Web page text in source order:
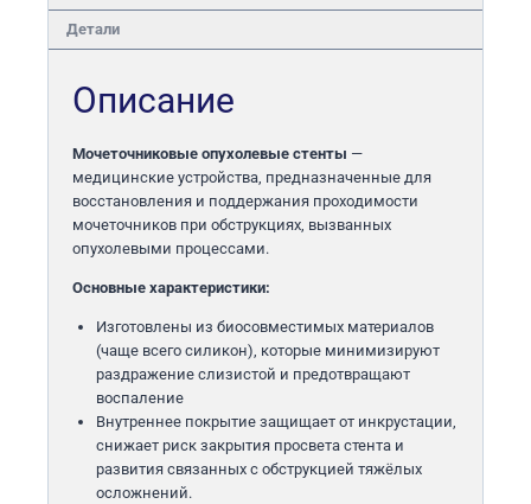
Детали
Описание
Мочеточниковые опухолевые стенты —
медицинские устройства, предназначенные для
восстановления и поддержания проходимости
мочеточников при обструкциях, вызванных
опухолевыми процессами.
Основные характеристики:
Изготовлены из биосовместимых материалов
(чаще всего силикон), которые минимизируют
раздражение слизистой и предотвращают
воспаление
Внутреннее покрытие защищает от инкрустации,
снижает риск закрытия просвета стента и
развития связанных с обструкцией тяжёлых
осложнений.